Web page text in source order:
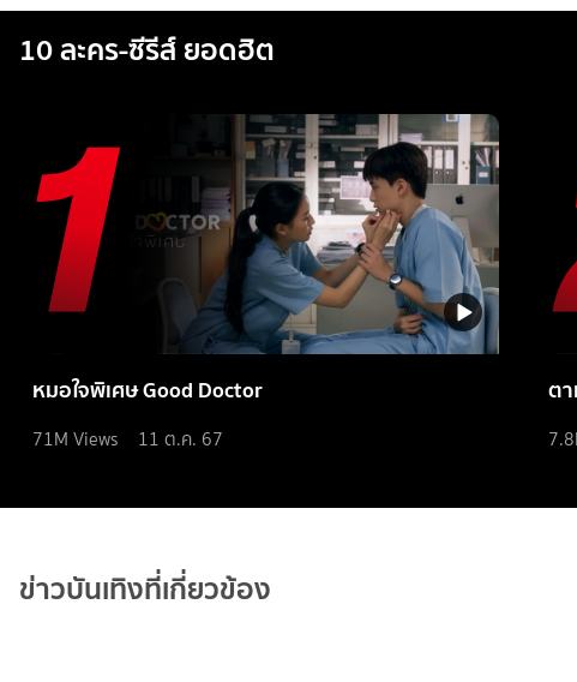
10 ละคร-ซีรีส์ ยอดฮิต
หมอใจพิเศษ Good Doctor
71M Views 11 ต.ค. 67
ต
ข่าวบันเทิงที่เกี่ยวข้อง